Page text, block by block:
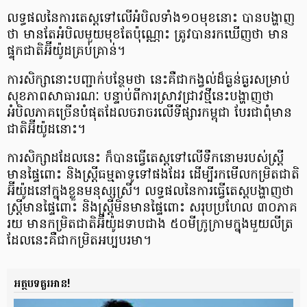
លទ្ធផល​នៃ​ការ​តេស្ត​ទៅ​លើ​អំបិល​ទាំង​១០​មុខ​នោះ បាន​បង្ហាញ​
ថា មាន​តែ​អំបិល​មួយ​មុខ​តែ​ប៉ុណ្ណោះ ត្រូវ​បាន​រក​ឃើញ​ថា មាន​
ផ្ទុក​ជាតិ​អ៊ីយ៉ូដ​គ្រប់​គ្រាន់។
ការសិក្សា​នោះ​បញ្ជាក់​បន្ថែម​ថា នេះ​គឺ​ជា​កង្វល់​ដ៏​ធ្ងន់ធ្ងរ​សម្រាប់​
សុខភាព​សាធារណៈ បន្ទាប់​ពី​ការ​ស្រាវជ្រាវ​ថ្មី​នេះ​បង្ហាញ​ថា
អំបិល​ភាគ​ច្រើន​បំផុត​ដែល​ចរាចរ​លើ​ទីផ្សារ​កម្ពុជា បែរ​ជា​ពុំ​មាន​
ជាតិ​អ៊ីយ៉ូដ​នោះ។
ការសិក្សា​ដដែល​នេះ ក៏​បាន​ធ្វើ​តេស្ត​ទៅ​លើ​ទឹក​នោម​របស់​ស្ត្រី​
មាន​ផ្ទៃ​ពោះ និង​ស្ត្រី​ធម្មតា​ទូទៅ​ផង​ដែរ ដើម្បី​រក​មើល​កម្រិត​ជាតិ​
អ៊ីយ៉ូដ​នៅ​ក្នុង​ខ្លួន​មនុស្ស​ស្រី។ លទ្ធផល​នៃ​ការ​ធ្វើ​តេស្ត​បង្ហាញ​ថា
ស្ត្រី​មាន​ផ្ទៃ​ពោះ ​និង​ស្ត្រី​មិន​មាន​ផ្ទៃ​ពោះ សរុប​ប្រហែល ៣០​ភាគ​
រយ មាន​កម្រិត​ជាតិ​អ៊ីយ៉ូដ​ទាប​ជាង ៥០​មីក្រូ​ក្រាម​ក្នុង​មួយ​លីត្រ
ដែល​នេះ​គឺ​ជា​កម្រិត​អប្បបរមា។
អត្ថបទគួរអាន!